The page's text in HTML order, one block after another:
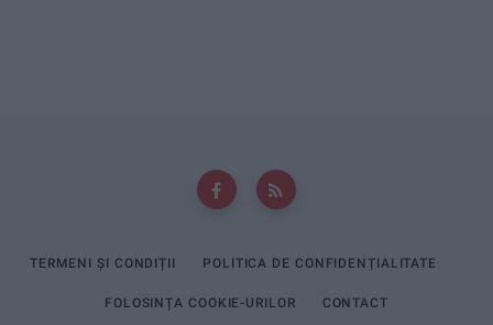
TERMENI ȘI CONDIȚII POLITICA DE CONFIDENȚIALITATE
FOLOSINȚA COOKIE-URILOR CONTACT